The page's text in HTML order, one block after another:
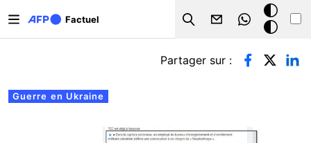
Factuel
Search
Mode
sombre
Onglets principaux
Guerre en Ukraine
Partager sur :